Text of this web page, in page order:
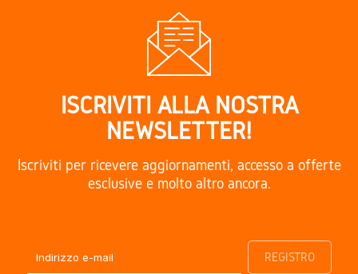
ISCRIVITI ALLA NOSTRA
NEWSLETTER!
Iscriviti per ricevere aggiornamenti, accesso a offerte
esclusive e molto altro ancora.